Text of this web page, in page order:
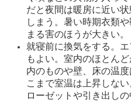
だと夜間は暖房に近い
しまう。暑い時期衣類
まる害のほうが大きい。
就寝前に換気をする。
もよい。室内のほとん
内のものや壁、床の温
こまで室温は上昇しな
ローゼットや引き出し